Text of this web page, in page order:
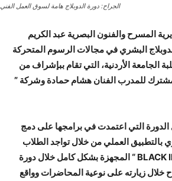
الجراح: دورة الدوبلاج هامة لسوق العمل الفني
المسرح والفنون البصرية عبد الكريم
البشري في مجالات الرسوم المتحركة
الجامعة الأردنية، التي تقام ببإشراف من
مشترك للمدرب الفنان هشام حمادة وشركة ”
التي اعتمدت في برامجها على دمج
بالتطبيق العملي من خلال تواجد الطلاب
داخل استديوهات “ BLACK IRIS “ المجهزة بشكل كامل خلال دورة
خلال زيارته على نوعية المحاضرات وواقع